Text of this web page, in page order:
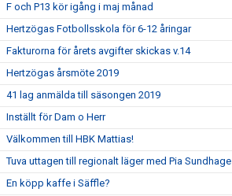
F och P13 kör igång i maj månad
Hertzögas Fotbollsskola för 6-12 åringar
Fakturorna för årets avgifter skickas v.14
Hertzögas årsmöte 2019
41 lag anmälda till säsongen 2019
Inställt för Dam o Herr
Välkommen till HBK Mattias!
Tuva uttagen till regionalt läger med Pia Sundhage
En köpp kaffe i Säffle?